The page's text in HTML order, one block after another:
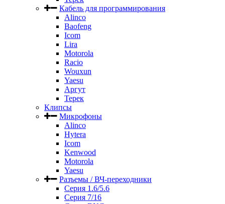
Кабель для программирования
Alinco
Baofeng
Icom
Lira
Motorola
Racio
Wouxun
Yaesu
Аргут
Терек
Клипсы
Микрофоны
Alinco
Hytera
Icom
Kenwood
Motorola
Yaesu
Разъемы / ВЧ-переходники
Серия 1.6/5.6
Серия 7/16